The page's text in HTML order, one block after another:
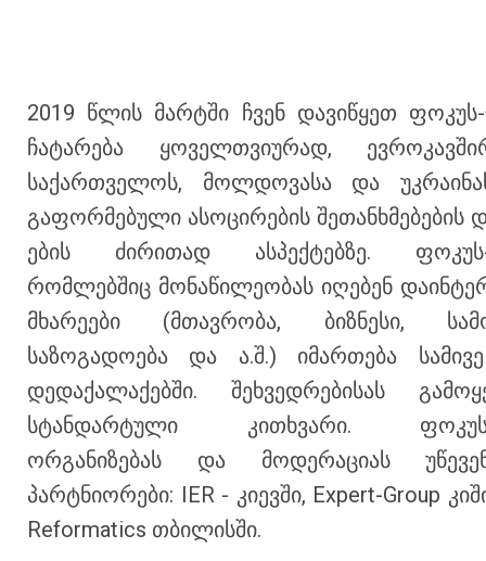
2019 წლის მარტში ჩვენ დავიწყეთ ფოკუს-
ჩატარება ყოველთვიურად,
საქართველოს, მოლდოვასა და
გაფორმებული ასოცირების შეთანხმებების
ების ძირითად ასპექტებზე. ფოკუს-
რომლებშიც მონაწილეობას იღებენ
მხარეები (მთავრობა, ბიზნესი,
საზოგადოება და ა.შ.) იმართება სამივე
დედაქალაქებში. შეხვედრებისას
სტანდარტული კითხვარი. ფოკუს-
ორგანიზებას და მოდერაციას
პარტნიორები: IER - კიევში, Expert-Group
Reformatics თბილისში.